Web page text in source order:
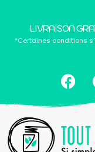
LIVRAISON
*Certaines conditions